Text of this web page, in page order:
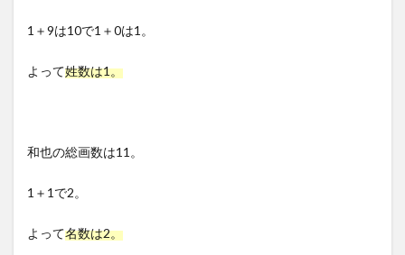
1＋9は10で1＋0は1。
よって姓数は1。
和也の総画数は11。
1＋1で2。
よって名数は2。